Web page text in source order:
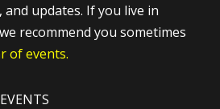
and updates. If you live in
recommend you sometimes
of events.